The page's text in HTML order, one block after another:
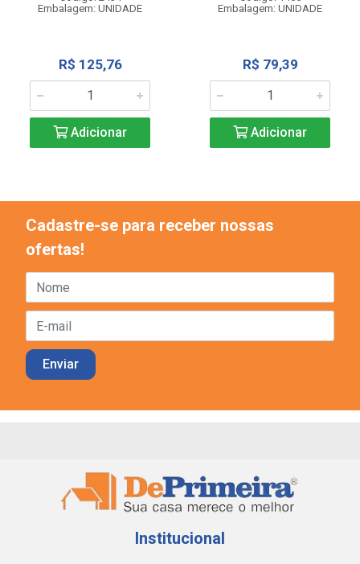
Embalagem: UNIDADE
R$ 125,76
Adicionar
Embalagem: UNIDADE
R$ 79,39
Adicionar
Cadastre-se para receber nossas
ofertas!
Institucional